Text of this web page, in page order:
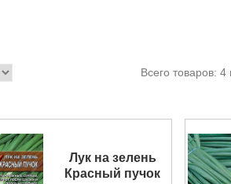
Всего товаров:4
Лук на зелень
Красный пучок